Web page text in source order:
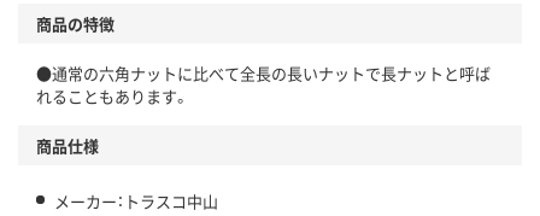
商品の特徴
●通常の六角ナットに比べて全長の長いナットで長ナットと呼ば
れることもあります。
商品仕様
メーカー：トラスコ中山